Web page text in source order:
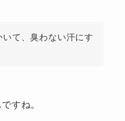
いて、臭わない汗にす
すね。